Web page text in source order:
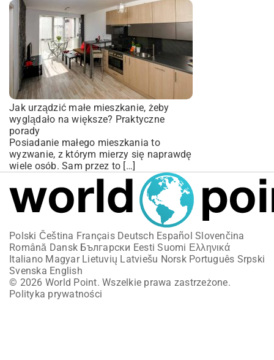
Jak urządzić małe mieszkanie, żeby
wyglądało na większe? Praktyczne
porady
Posiadanie małego mieszkania to
wyzwanie, z którym mierzy się naprawdę
wiele osób. Sam przez to […]
Polski Čeština Français Deutsch Español Slovenčina
Română Dansk Български Eesti Suomi Ελληνικά
Italiano Magyar Lietuvių Latviešu Norsk Português Srpski
Svenska English
© 2026 World Point. Wszelkie prawa zastrzeżone.
Polityka prywatności